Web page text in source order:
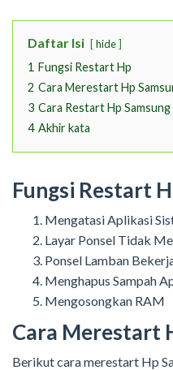
Daftar Isi hide
1 Fungsi Restart Hp
2 Cara Merestart Hp
3 Cara Restart Hp
4 Akhir kata
Fungsi Restart
Mengatasi Aplikasi
Layar Ponsel Tidak
Ponsel Lamban
Menghapus Sampah
Mengosongkan RAM
Cara Merestart
Berikut cara merestart Hp